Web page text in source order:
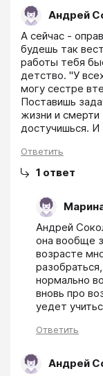
Андрей
А сейчас -
будешь так
работы тебя
детство. "У
могу сестре
Поставишь
жизни и
достучишься. И
Ответить
1 ответ
Андрей
она вообще
возрасте
нормально
вновь про
уедет
Ответить
Андрей